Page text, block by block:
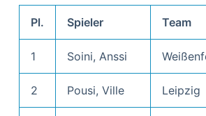
Pl. Spieler Team
1 Soini, Anssi
2 Pousi, Ville Leipzig